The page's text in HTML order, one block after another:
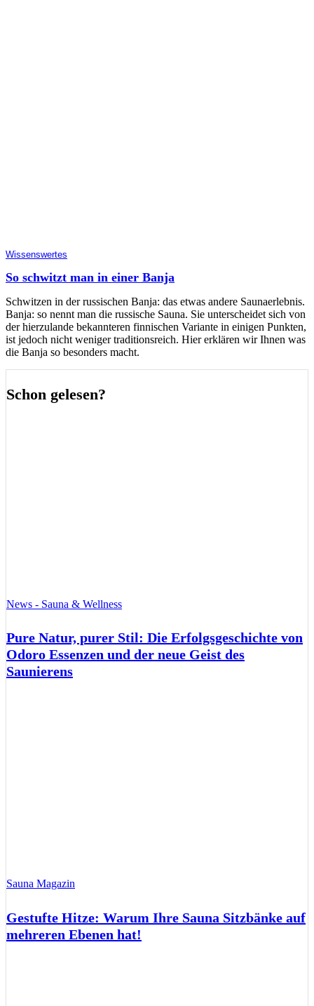
Wissenswertes
So schwitzt man in einer Banja
Schwitzen in der russischen Banja: das etwas andere Saunaerlebnis.
Banja: so nennt man die russische Sauna. Sie unterscheidet sich von
der hierzulande bekannteren finnischen Variante in einigen Punkten,
ist jedoch nicht weniger traditionsreich. Hier erklären wir Ihnen was
die Banja so besonders macht.
Schon gelesen?
News - Sauna & Wellness
Pure Natur, purer Stil: Die Erfolgsgeschichte von
Odoro Essenzen und der neue Geist des
Saunierens
Sauna Magazin
Gestufte Hitze: Warum Ihre Sauna Sitzbänke auf
mehreren Ebenen hat!